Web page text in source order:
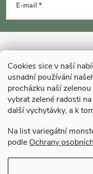
Cookies sice v naší
usnadní používání
procházku naší
vybrat zelené radosti
další vychytávky, a k
Na list variegátní
podle Ochrany
p
a
E-mail
MOHLO BY VÁS
O GARDNERS
Gardners Design -